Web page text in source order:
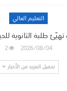
التعليم العالي
طلبة الثانوية
2026/08/04
2
تحميل المزيد من الأخبار